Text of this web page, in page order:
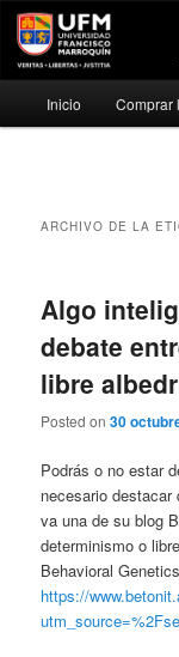
Ir
Ir
Inicio Comprar
ARCHIVO DE LA
Algo
debate
libre
Posted on30
Podrás o no estar
necesario
va una de su blog
determinismo o
Behavioral
https://